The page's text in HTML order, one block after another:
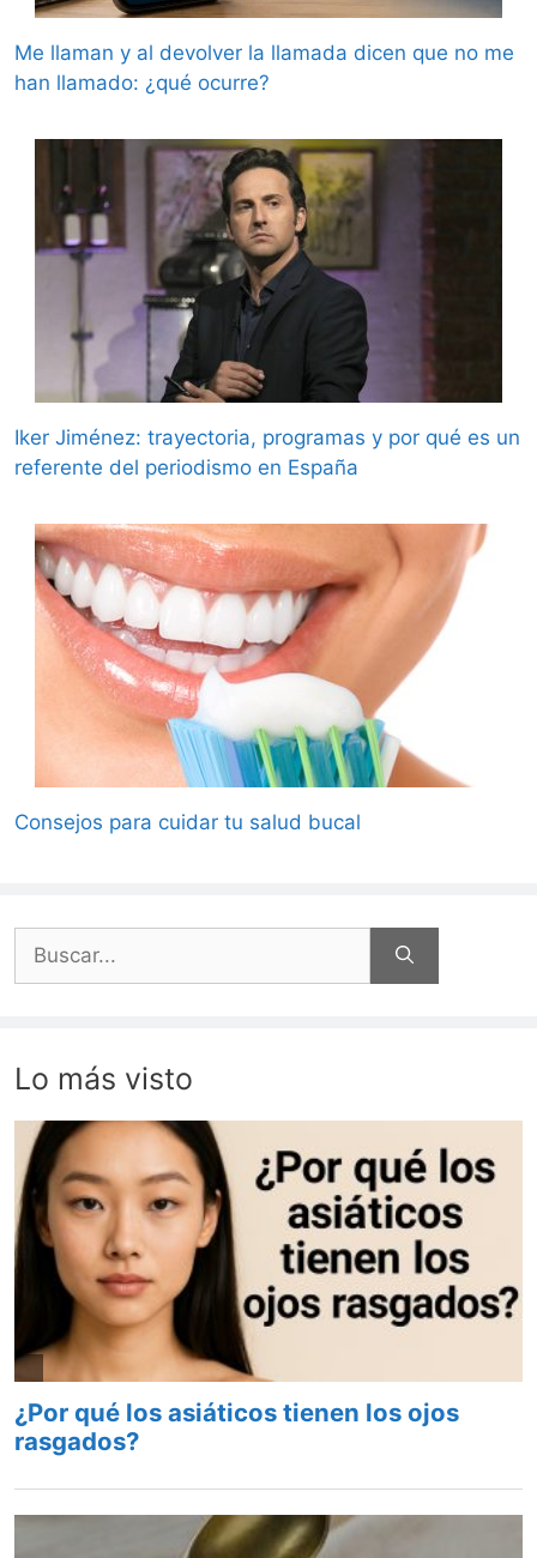
Me llaman y al devolver la llamada dicen que no me
han llamado: ¿qué ocurre?
Iker Jiménez: trayectoria, programas y por qué es un
referente del periodismo en España
Consejos para cuidar tu salud bucal
Lo más visto